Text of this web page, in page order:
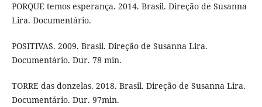
PORQUE temos esperança. 2014. Brasil. Direção de Susanna
Lira. Documentário.
POSITIVAS. 2009. Brasil. Direção de Susanna Lira.
Documentário. Dur. 78 min.
TORRE das donzelas. 2018. Brasil. Direção de Susanna Lira.
Documentário. Dur. 97min.